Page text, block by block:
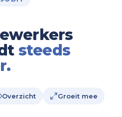
steeds
Overzicht Groeit mee